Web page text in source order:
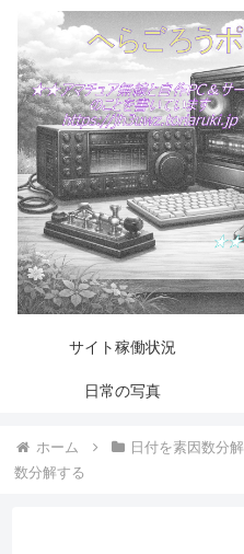
サイト稼働状況
日常の写真
ホーム 日付を素因数分解
数分解する